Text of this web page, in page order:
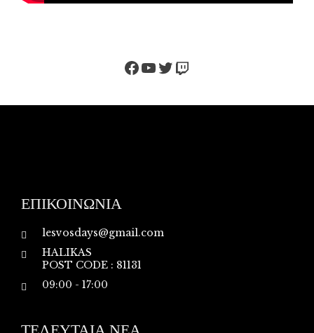
Facebook
YouTube
Twitter
Twitch
ΕΠΙΚΟΙΝΩΝΙΑ
lesvosdays@gmail.com
HALIKAS
POST CODE : 81131
09:00 - 17:00